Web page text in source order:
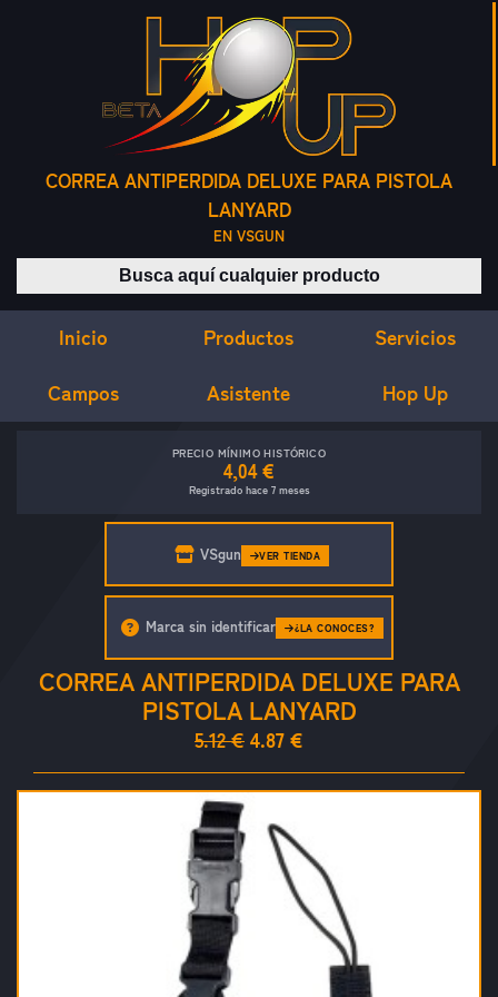
CORREA ANTIPERDIDA DELUXE PARA PISTOLA
LANYARD
EN VSGUN
Buscar productos
Inicio Productos Servicios
Campos Asistente Hop Up
PRECIO MÍNIMO HISTÓRICO
4,04 €
Registrado hace 7 meses
VSgun VER TIENDA
CORREA ANTIPERDIDA DELUXE PARA
PISTOLA LANYARD
5.12 € 4.87 €
Marca sin identificar ¿LA CONOCES?